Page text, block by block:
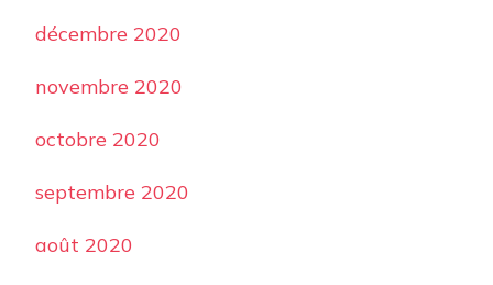
décembre 2020
novembre 2020
octobre 2020
septembre 2020
août 2020